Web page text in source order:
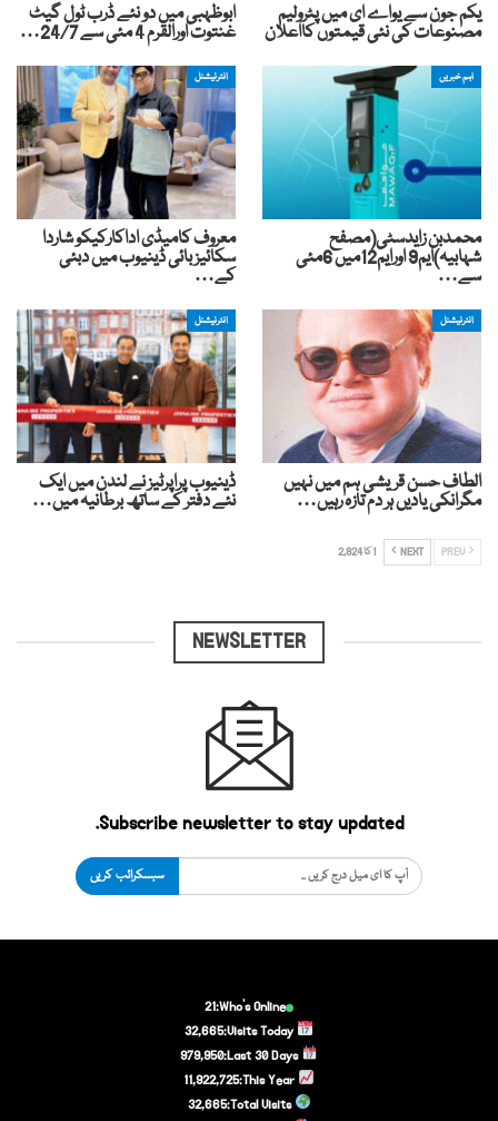
یکم جون سے یواے ای میں پٹرولیم
مصنوعات کی نئی قیمتوں کااعلان
ابوظہبی میں دو نئے ڈرب ٹول گیٹ
غنتوت اورالقرم 4 مئی سے 24/7…
اہم خبریں
محمدبن زایدسٹی(مصفح
شہابیہ)ایم9 اورایم12میں 6مئی
سے…
انٹرنیشنل
معروف کامیڈی اداکارکیکو شاردا
سکائیز بائی ڈینیوب میں دبئی
کے…
انٹرنیشنل
الطاف حسن قریشی ہم میں نہیں
مگرانکی یادیں ہر دم تازہ رہیں…
انٹرنیشنل
ڈینیوب پراپرٹیز نے لندن میں ایک
نئے دفتر کے ساتھ برطانیہ میں…
NEXT 1 کا 2,824
NEWSLETTER
Subscribe newsletter to stay updated.
سبسکرائب کریں
Who's Online:
21
Visits Today:
32,665
Last 30 Days:
979,950
11,922,725
Total Visits:
32,665